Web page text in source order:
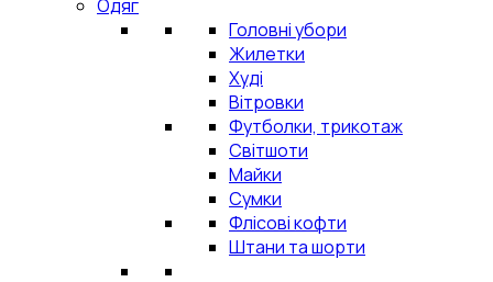
Одяг
Головні убори
Жилетки
Худі
Вітровки
Футболки, трикотаж
Світшоти
Майки
Сумки
Флісові кофти
Штани та шорти